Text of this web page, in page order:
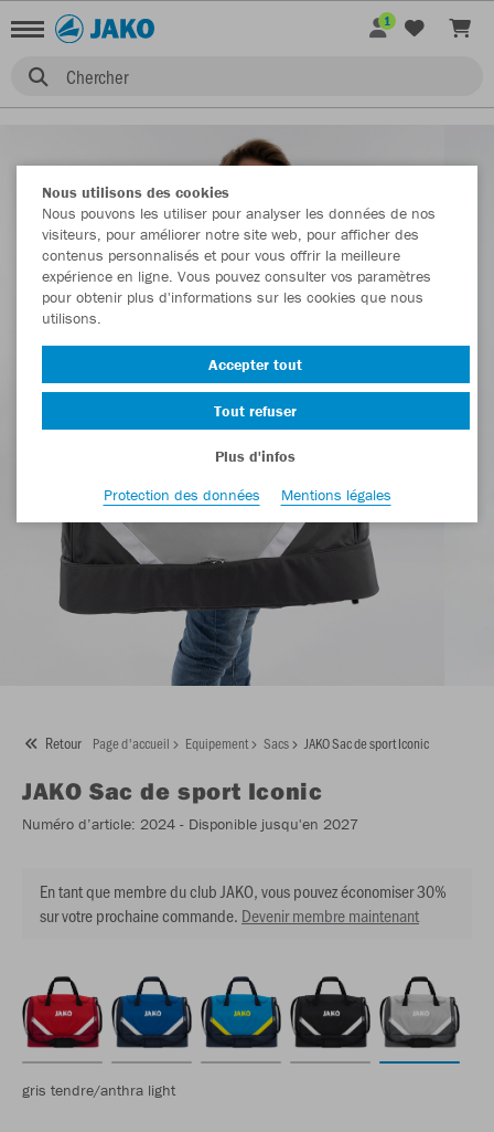
Chercher
1
Retour Page d'accueil Equipement Sacs JAKO Sac de sport Iconic
JAKO Sac de sport Iconic
Numéro d’article: 2024 - Disponible jusqu'en 2027
En tant que membre du club JAKO, vous pouvez économiser 30%
sur votre prochaine commande. Devenir membre maintenant
gris tendre/anthra light
Nous utilisons des cookies
Nous pouvons les utiliser pour analyser les données de nos
visiteurs, pour améliorer notre site web, pour afficher des
contenus personnalisés et pour vous offrir la meilleure
expérience en ligne. Vous pouvez consulter vos paramètres
pour obtenir plus d'informations sur les cookies que nous
utilisons.
Accepter tout
Tout refuser
Plus d'infos
Protection des données
Mentions légales